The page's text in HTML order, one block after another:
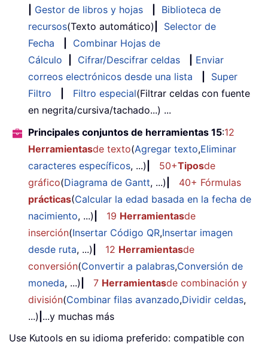
Gestor de libros y hojas
Biblioteca de
recursos(Texto automático)
Selector de
Fecha
Combinar Hojas de
Cálculo
Cifrar/Descifrar celdas
Enviar
correos electrónicos desde una lista
Super
Filtro
Filtro especial(Filtrar celdas con fuente
en negrita/cursiva/tachado...) ...
Principales conjuntos de herramientas 15:12
Herramientasde texto(Agregar texto,Eliminar
caracteres específicos, ...) 50+Tiposde
gráfico(Diagrama de Gantt, ...)
40+ Fórmulas
prácticas(Calcular la edad basada en la fecha de
nacimiento, ...) 19 Herramientasde
inserción(Insertar Código QR,Insertar imagen
desde ruta, ...) 12 Herramientasde
conversión(Convertir a palabras,Conversión de
moneda, ...) 7 Herramientasde combinación y
división(Combinar filas avanzado,Dividir celdas,
...) ...y muchas más
Use Kutools en su idioma preferido: compatible con